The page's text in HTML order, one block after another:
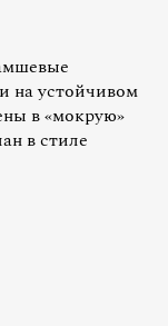
на устойчивом
в «мокрую»
в стиле